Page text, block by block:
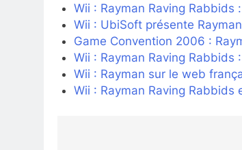
Wii : Rayman Raving
Wii : UbiSoft présente
Game Convention 2006 :
Wii : Rayman Raving Rabbids
Wii : Rayman sur le web
Wii : Rayman Raving Rabbids